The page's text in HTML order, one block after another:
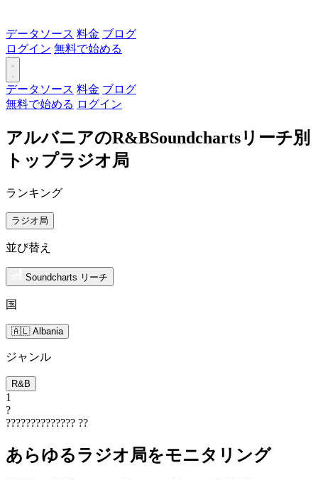
データソース 料金 ブログ
ログイン 無料で始める
データソース 料金 ブログ
無料で始める ログイン
アルバニアのR&BSoundchartsリーチ別
トップラジオ局
ランキング
ラジオ局
並び替え
Soundcharts リーチ
国
🇦🇱 Albania
ジャンル
R&B
1
?
?????????????? ??
あらゆるラジオ局をモニタリング